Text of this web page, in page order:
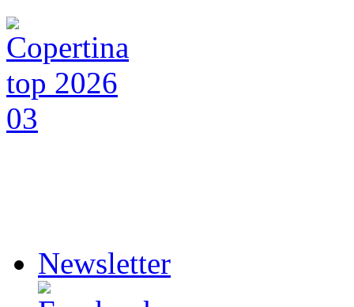
Newsletter